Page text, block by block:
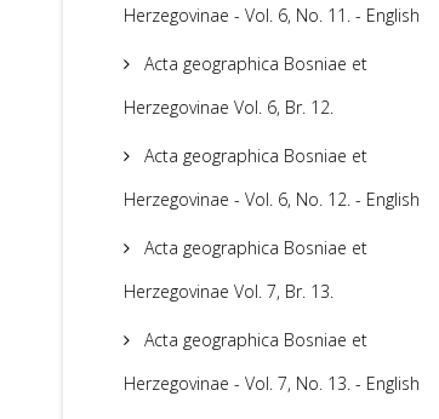
Herzegovinae - Vol. 6, No. 11. - English
Acta geographica Bosniae et
Herzegovinae Vol. 6, Br. 12.
Acta geographica Bosniae et
Herzegovinae - Vol. 6, No. 12. - English
Acta geographica Bosniae et
Herzegovinae Vol. 7, Br. 13.
Acta geographica Bosniae et
Herzegovinae - Vol. 7, No. 13. - English